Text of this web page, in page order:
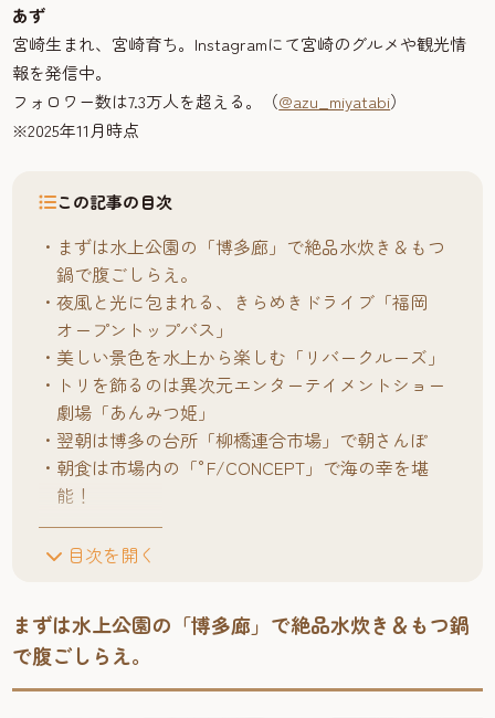
あず
宮崎生まれ、宮崎育ち。Instagramにて宮崎のグルメや観光情
報を発信中。
フォロワー数は7.3万人を超える。（@azu_miyatabi）
※2025年11月時点
この記事の目次
目次を開く
まずは水上公園の「博多廊」で絶品水炊き＆もつ
鍋で腹ごしらえ。
夜風と光に包まれる、きらめきドライブ「福岡
オープントップバス」
美しい景色を水上から楽しむ「リバークルーズ」
トリを飾るのは異次元エンターテイメントショー
劇場「あんみつ姫」
翌朝は博多の台所「柳橋連合市場」で朝さんぽ
朝食は市場内の「°F/CONCEPT」で海の幸を堪
能！
まずは水上公園の「博多廊」で絶品水炊き＆もつ鍋
で腹ごしらえ。